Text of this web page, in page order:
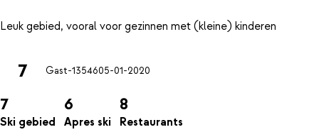
7 Gast-1354605-01-2020
7
Ski gebied
6
Apres ski
8
Restaurants